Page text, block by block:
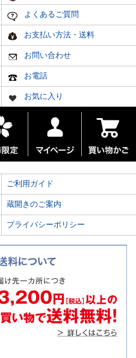
よくあるご質問
お支払い方法・送料
お問い合わせ
お電話
お気に入り
ご利用ガイド
蔵開きのご案内
プライバシーポリシー